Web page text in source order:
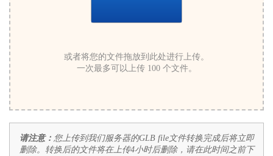
或者将您的文件拖放到此处进行上传。
一次最多可以上传 100 个文件。
请注意： 您上传到我们服务器的GLB file文件转换完成后将立即
删除。转换后的文件将在上传4小时后删除，请在此时间之前下